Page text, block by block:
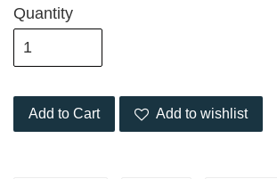
Quantity
Add to Cart Add to wishlist